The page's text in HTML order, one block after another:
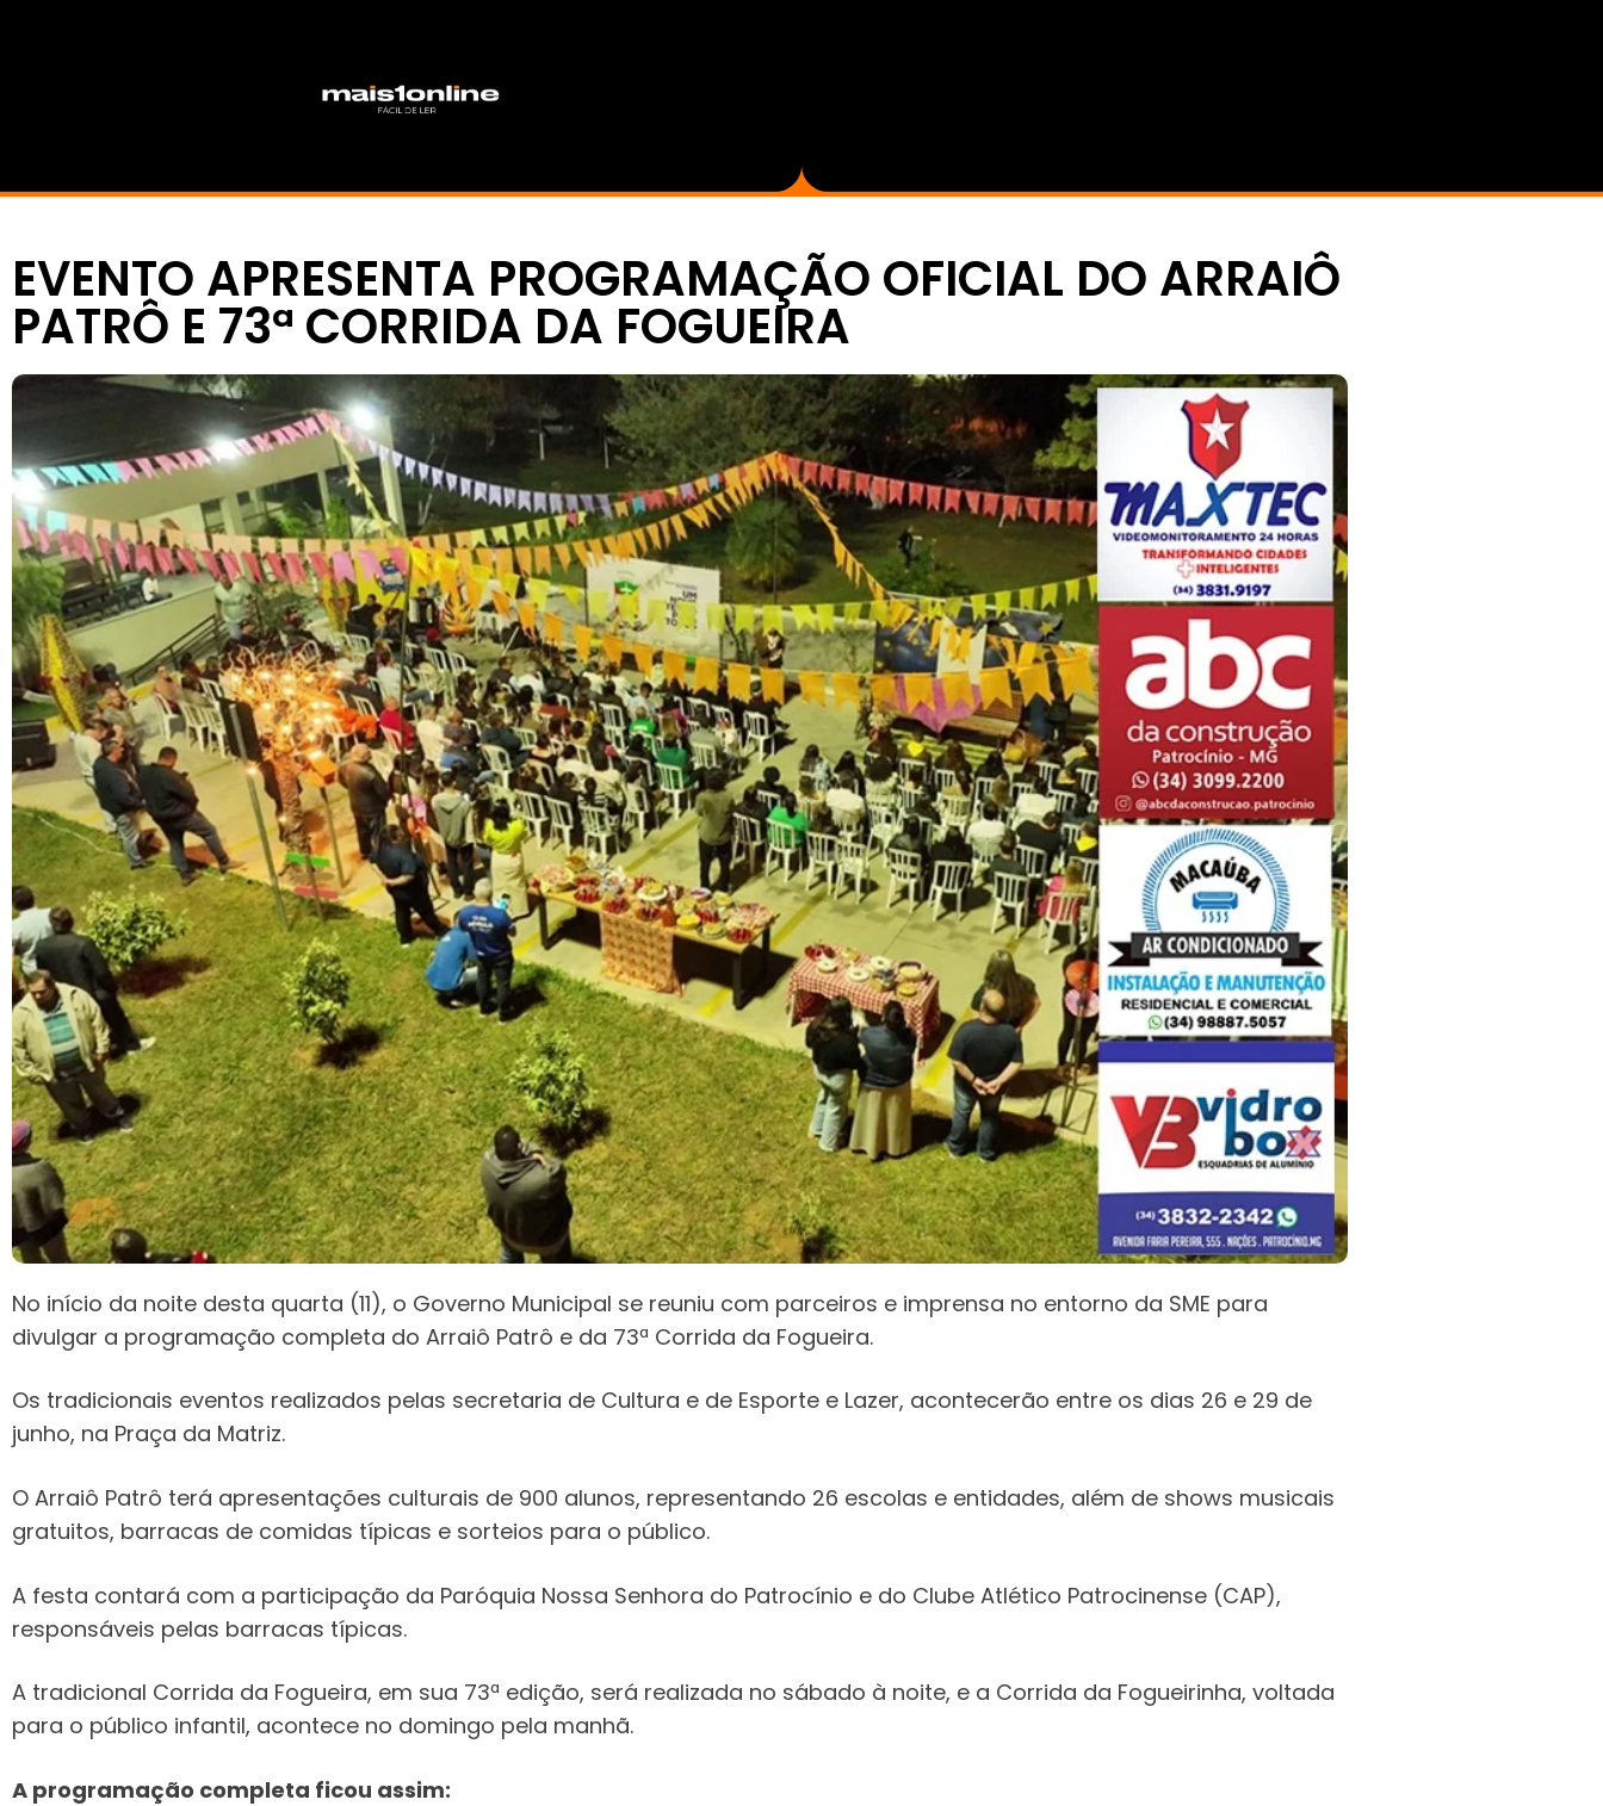
EVENTO APRESENTA PROGRAMAÇÃO OFICIAL DO ARRAIÔ
PATRÔ E 73ª CORRIDA DA FOGUEIRA
No início da noite desta quarta (11), o Governo Municipal se reuniu com parceiros e imprensa no entorno da SME para
divulgar a programação completa do Arraiô Patrô e da 73ª Corrida da Fogueira.
Os tradicionais eventos realizados pelas secretaria de Cultura e de Esporte e Lazer, acontecerão entre os dias 26 e 29 de
junho, na Praça da Matriz.
O Arraiô Patrô terá apresentações culturais de 900 alunos, representando 26 escolas e entidades, além de shows musicais
gratuitos, barracas de comidas típicas e sorteios para o público.
A festa contará com a participação da Paróquia Nossa Senhora do Patrocínio e do Clube Atlético Patrocinense (CAP),
responsáveis pelas barracas típicas.
A tradicional Corrida da Fogueira, em sua 73ª edição, será realizada no sábado à noite, e a Corrida da Fogueirinha, voltada
para o público infantil, acontece no domingo pela manhã.
A programação completa ficou assim: